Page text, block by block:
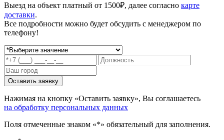
Выезд на объект платный от 1500₽, далее согласно карте
доставки.
Все подробности можно будет обсудить с менеджером по
телефону!
Нажимая на кнопку «Оставить заявку», Вы соглашаетесь
на обработку персональных данных
Поля отмеченные знаком «*» обязательный для заполнения.